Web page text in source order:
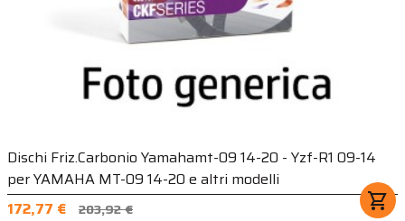
Dischi Friz.Carbonio Yamahamt-09 14-20 - Yzf-R1 09-14
per YAMAHA MT-09 14-20 e altri modelli
172,77 €
203,92 € shopping_cart